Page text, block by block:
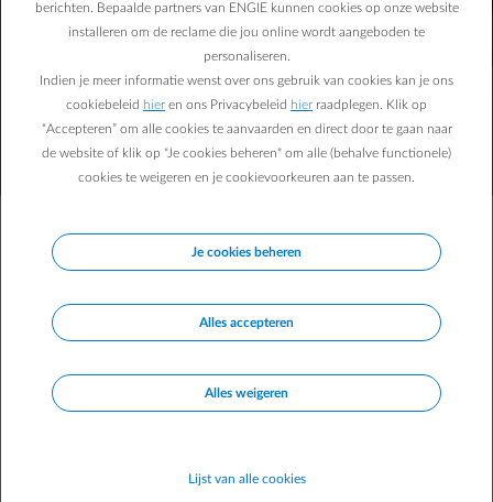
Controleer decompatibiliteitvan je wagen​.
Slim laden van je elektrische wagen
of plug-in-hybride? Dat is heel
eenvoudig met Smart Charge!​
berichten. Bepaalde partners van ENGIE kunnen cookies op onze website
installeren om de reclame die jou online wordt aangeboden te
personaliseren.
Indien je meer informatie wenst over ons gebruik van cookies kan je ons
cookiebeleid hier en ons Privacybeleid hier raadplegen. Klik op
“Accepteren” om alle cookies te aanvaarden en direct door te gaan naar
de website of klik op "Je cookies beheren" om alle (behalve functionele)
cookies te weigeren en je cookievoorkeuren aan te passen.
Je cookies beheren
Alles accepteren
Alles weigeren
Lijst van alle cookies